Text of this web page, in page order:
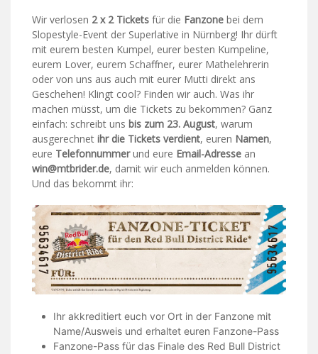
Wir verlosen 2x 2 Tickets für die Fanzone bei dem
Slopestyle-Event der Superlative in Nürnberg! Ihr dürft
mit eurem besten Kumpel, eurer besten Kumpeline,
eurem Lover, eurem Schaffner, eurer Mathelehrerin
oder von uns aus auch mit eurer Mutti direkt ans
Geschehen! Klingt cool? Finden wir auch. Was ihr
machen müsst, um die Tickets zu bekommen? Ganz
einfach: schreibt uns bis zum 23. August, warum
ausgerechnet ihr die Tickets verdient, euren Namen,
eure Telefonnummerund eure Email-Adresse an
win@mtbrider.de, damit wir euch anmelden können.
Und das bekommt ihr:
Ihr akkreditiert euch vor Ort in der Fanzone mit
Name/Ausweis und erhaltet euren Fanzone-Pass
Fanzone-Pass für das Finale des Red Bull District